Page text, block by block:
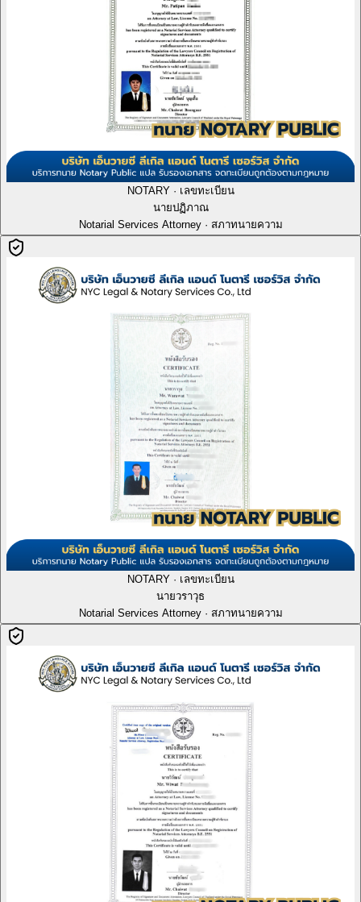
NOTARY · เลขทะเบียน
นายปฏิภาณ
Notarial Services Attorney · สภาทนายความ
NOTARY · เลขทะเบียน
นายวราวุธ
Notarial Services Attorney · สภาทนายความ